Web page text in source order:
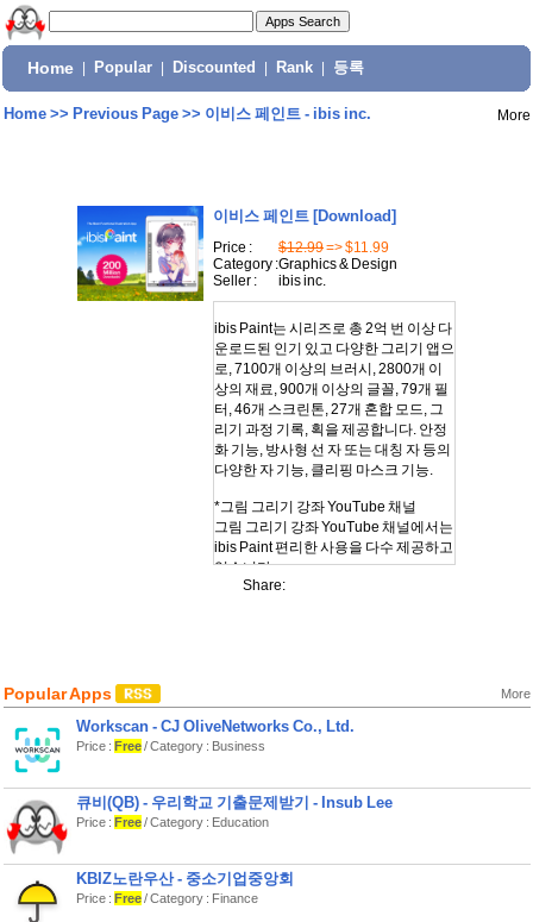
Home Popular Discounted Rank 등록
Home>> Previous Page>> 이비스 페인트 - ibis inc. More
이비스 페인트 [Download]
Price : $12.99=> $11.99
Category :Graphics & Design
Seller :
ibis inc.
ibis Paint는 시리즈로 총 2억 번 이상 다
운로드된 인기 있고 다양한 그리기 앱으
로, 7100개 이상의 브러시, 2800개 이
상의 재료, 900개 이상의 글꼴, 79개 필
터, 46개 스크린톤, 27개 혼합 모드, 그
리기 과정 기록, 획을 제공합니다. 안정
화 기능, 방사형 선 자 또는 대칭 자 등의
다양한 자 기능, 클리핑 마스크 기능.
*그림 그리기 강좌 YouTube 채널
그림 그리기 강좌 YouTube 채널에서는
ibis Paint 편리한 사용을 다수 제공하고
있습니다.
꼭 등록 해주십시오.
한 고속 동작!
- 그림을 그리는 과정을 동영상으로 저
능 그림 그리기 앱!
사용자님께 기쁨의 소리를 많이 받고 있
습니다.
- 스마트 폰에서 여기까지 예쁜 그림을
Share:
Popular Apps More
Workscan - CJ OliveNetworks Co., Ltd.
Price : Free/ Category : Business
큐비(QB) - 우리학교 기출문제받기 - Insub Lee
Price : Free/ Category : Education
KBIZ노란우산 - 중소기업중앙회
Price : Free/ Category : Finance